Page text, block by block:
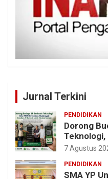
Jurnal Terkini
PENDIDIKAN
Dorong
Teknologi,
7 Agustus
PENDIDIKAN
SMA YP